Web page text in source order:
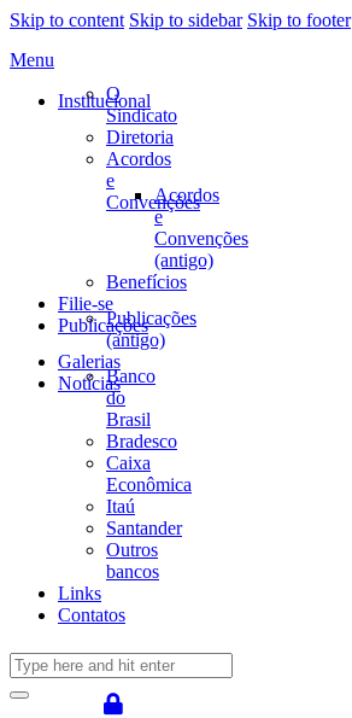
Skip to content Skip to sidebar Skip to footer
Menu
Institucional
O
Sindicato
Diretoria
Acordos
e
Convenções
Acordos
e
Convenções
(antigo)
Benefícios
Filie-se
PublicaçõesPublicações
(antigo)
Galerias
NotíciasBanco
do
Brasil
Bradesco
Caixa
Econômica
Itaú
Santander
Outros
bancos
Links
Contatos